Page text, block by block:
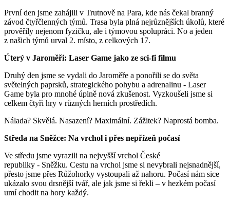
První den jsme zahájili v Trutnově na Para, kde nás čekal branný
závod čtyřčlenných týmů. Trasa byla plná nejrůznějších úkolů, které
prověřily nejenom fyzičku, ale i týmovou spolupráci. No a jeden
z našich týmů urval 2. místo, z celkových 17.
Úterý v Jaroměři: Laser Game jako ze sci‑fi filmu
Druhý den jsme se vydali do Jaroměře a ponořili se do světa
světelných paprsků, strategického pohybu a adrenalinu ‑ Laser
Game byla pro mnohé úplně nová zkušenost. Vyzkoušeli jsme si
celkem čtyři hry v různých herních prostředích.
Nálada? Skvělá. Nasazení? Maximální. Zážitek? Naprostá bomba.
Středa na Sněžce: Na vrchol i přes nepřízeň počasí
Ve středu jsme vyrazili na nejvyšší vrchol České
republiky ‑ Sněžku. Cestu na vrchol jsme si nevybrali nejsnadnější,
přesto jsme přes Růžohorky vystoupali až nahoru. Počasí nám sice
ukázalo svou drsnější tvář, ale jak jsme si řekli – v hezkém počasí
umí chodit na hory každý.